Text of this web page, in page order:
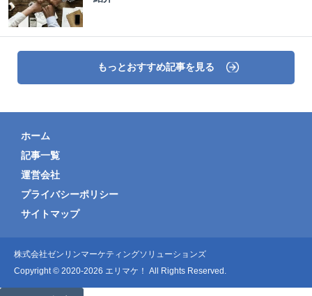
もっとおすすめ記事を見る
ホーム
記事一覧
運営会社
プライバシーポリシー
サイトマップ
株式会社ゼンリンマーケティングソリューションズ
Copyright © 2020-2026 エリマケ！ All Rights Reserved.